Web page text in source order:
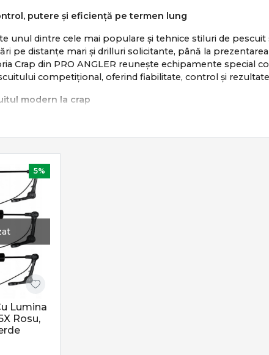
putere și eficiență pe termen lung
unul dintre cele mai populare și tehnice stiluri de
pe distanțe mari și drilluri solicitante, până la
Crap din PRO ANGLER reunește echipamente
competițional, oferind fiabilitate, control și
modern la crap
pe:
repetabile
și pescuit responsabil
răbdarea cu tehnica și echipamentul potrivit.
pentru pescuitul la crap
o gamă completă de produse dedicate:
putere, acțiune și distanță
frâne precise și tamburi long cast
și prezentare corectă
hangere
uri, buzz bari
5%
Lumina
Rosu,